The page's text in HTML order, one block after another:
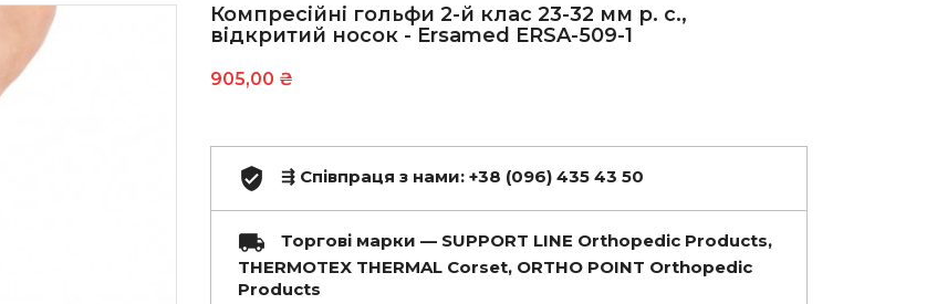
Компресійні гольфи 2-й клас 23-32 мм р. с.,
відкритий носок - Ersamed ERSA-509-1
905,00 ₴
⇶ Співпраця з нами: +38 (096) 435 43 50
Торгові марки — SUPPORT LINE Orthopedic Products,
THERMOTEX THERMAL Corset, ORTHO POINT Orthopedic
Products